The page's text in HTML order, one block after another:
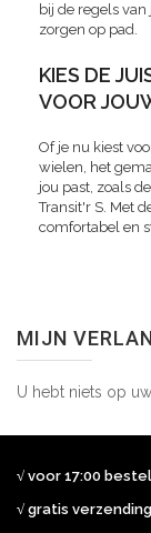
bij de regels
zorgen op pad.
KIES DE
VOOR
Of je nu kiest
wielen, het
jou past, zoals
Transit'r S. Met
comfortabel en
MIJN
U hebt niets op
√ voor 17:00
√ gratis